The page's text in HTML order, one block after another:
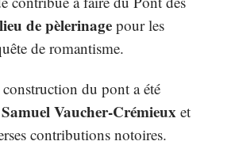
lieu de pèlerinage pour les
de romantisme.
du pont a été
Samuel Vaucher-Crémieux et
contributions notoires.